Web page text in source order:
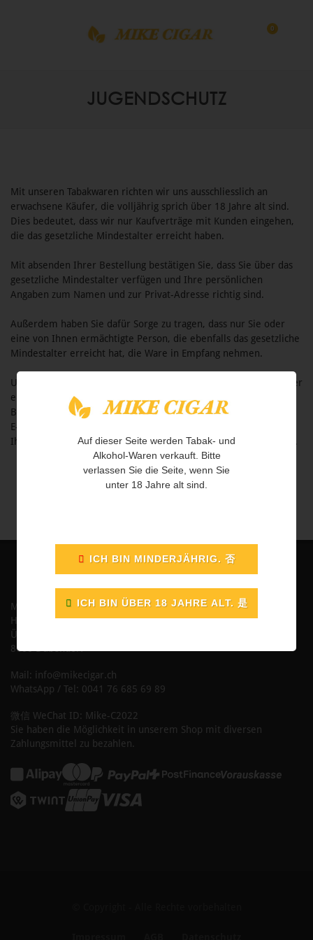
0
JUGENDSCHUTZ
Mit unseren Tabakwaren richten wir uns ausschliesslich an
erwachsene Käufer, die volljährig sprich über 18 Jahre alt sind.
Dies bedeutet, dass wir nur Kaufverträge mit Kunden eingehen,
die das gesetzliche Mindestalter erreicht haben.
Mit absenden Ihrer Bestellung bestätigen Sie, dass Sie über das
gesetzliche Mindestalter verfügen und Ihre persönlichen
Angaben zum Namen und zur Privat-Adresse richtig sind.
Außerdem haben Sie dafür Sorge zu tragen, dass nur Sie oder
eine von Ihnen ermächtigte Person, die ebenfalls das gesetzliche
Mindestalter erreicht hat, die Ware in Empfang nehmen.
Um Sicherzustellen, dass Sie wirklich das gesetzliche Mindestalter
erlauben wir uns stichprobenweise dies zu kontrollieren. Ihre
Bestellung wir gestoppt und Ihr Konto gesperrt. Sie werden per
E-Mail gebeten uns eine Ausweiskopie zusenden. Nach Kontrolle
Ihrer Personendaten wird Ihre Bestellung umgehend versendet.
Mike Cigar
Hong Yun XL Partner AG
Überlandstrasse 204
8600 Dübendorf
Mail: info@mikecigar.ch
WhatsApp / Tel: 0041 76 685 69 89
微信 WeChat ID: Mike-C2022
Sie haben die Möglichkeit in unserem Shop mit diversen
Zahlungsmittel zu bezahlen.
Auf dieser Seite werden Tabak- und
Alkohol-Waren verkauft. Bitte
verlassen Sie die Seite, wenn Sie
unter 18 Jahre alt sind.